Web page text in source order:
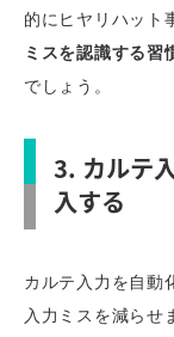
的にヒヤリハット
ミスを認識する習
でしょう。
3. カルテ
入する
カルテ入力を自動
入力ミスを減らせ